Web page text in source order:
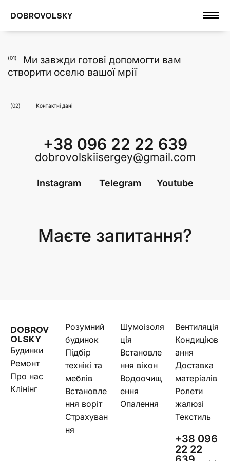
DOBROVOLSKY
(01)
Ми завжди готові допомогти вам
cтворити оселю вашої мрії
(02) Контактні дані
+38 096 22 22 639
dobrovolskiisergey@gmail.com
Instagram Telegram Youtube
Маєте запитання?
DOBROV
OLSKY
Будинки
Ремонт
Про нас
Клінінг
Розумний
будинок
Підбір
технікі та
меблів
Встановле
ння воріт
Страхуван
ня
Шумоізоля
ція
Встановле
ння вікон
Водоочищ
ення
Опалення
Вентиляція
Кондиціюв
ання
Доставка
матеріалів
Ролети
жалюзі
Текстиль
+38 096
22 22